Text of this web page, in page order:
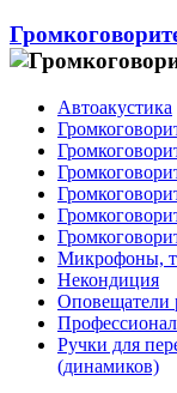
Автоакустика
Микрофоны,
Некондиция
Оповещатели
Ручки для
(динамиков)